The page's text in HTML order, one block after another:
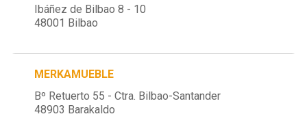
Ibáñez de Bilbao 8 - 10
48001 Bilbao
MERKAMUEBLE
Bº Retuerto 55 - Ctra. Bilbao-Santander
48903 Barakaldo